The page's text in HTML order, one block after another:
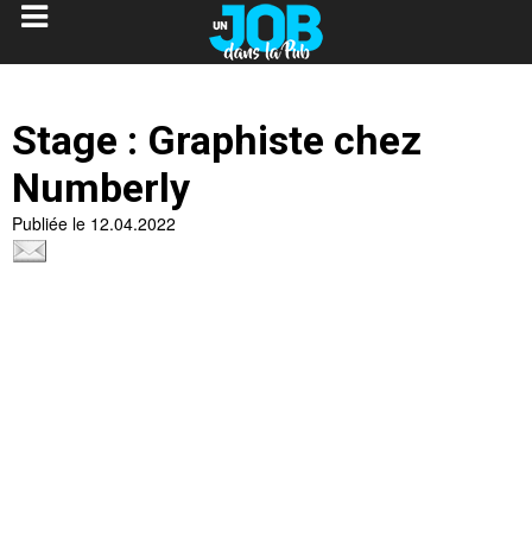
Stage : Graphiste chez
Numberly
Publiée le 12.04.2022